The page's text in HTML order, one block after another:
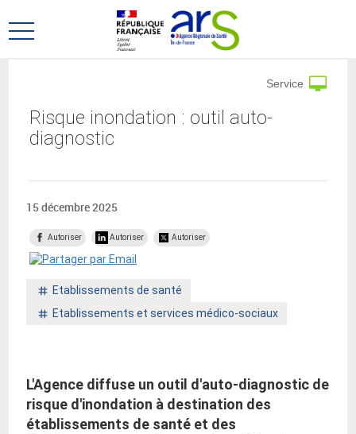
au
menu
au
contenu
Ouvrir
Risque inondation : outil auto-
diagnostic
Service
15 décembre 2025
Autoriser Autoriser Autoriser
Mot
:
Etablissements de santé
Mot
Etablissements et services médico-sociaux
L'Agence diffuse un outil d'auto-diagnostic de
risque d'inondation à destination des
établissements de santé et des